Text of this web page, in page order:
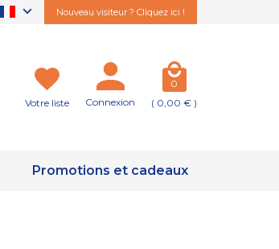
Nouveau visiteur ? Cliquez ici !
Votre liste Connexion
0
( 0,00 € )
Promotions et cadeaux